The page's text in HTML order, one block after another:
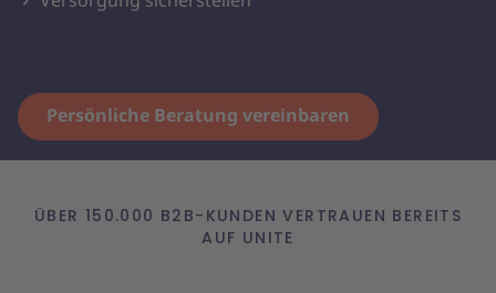
Persönliche Beratung vereinbaren
ÜBER 150.000 B2B-KUNDEN VERTRAUEN BEREITS
AUF UNITE